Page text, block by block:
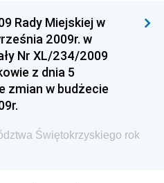
Rozwoju
Infrastruktury i
Gospodarki Morskiej i
Energii
Finansów
Rady Miejskiej w
2009r. w
Nr XL/234/2009
z dnia 5
zmian w budżecie
Świętokrzyskiego rok